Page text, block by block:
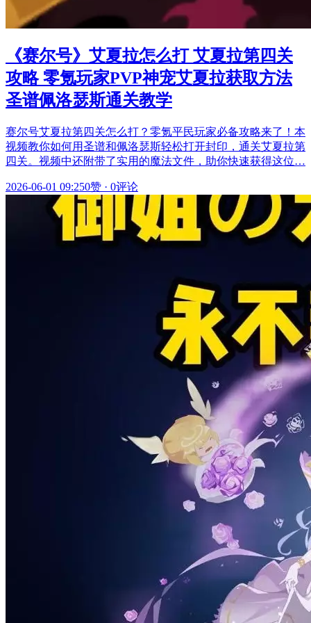
《赛尔号》艾夏拉怎么打 艾夏拉第四关
攻略 零氪玩家PVP神宠艾夏拉获取方法
圣谱佩洛瑟斯通关教学
赛尔号艾夏拉第四关怎么打？零氪平民玩家必备攻略来了！本
视频教你如何用圣谱和佩洛瑟斯轻松打开封印，通关艾夏拉第
四关。视频中还附带了实用的魔法文件，助你快速获得这位…
2026-06-01 09:250赞 · 0评论